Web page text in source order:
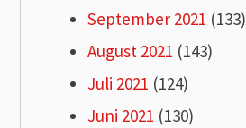
September 2021 (133)
August 2021 (143)
Juli 2021 (124)
Juni 2021 (130)